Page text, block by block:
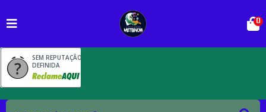
SEM REPUTAÇÃO
DEFINIDA
0